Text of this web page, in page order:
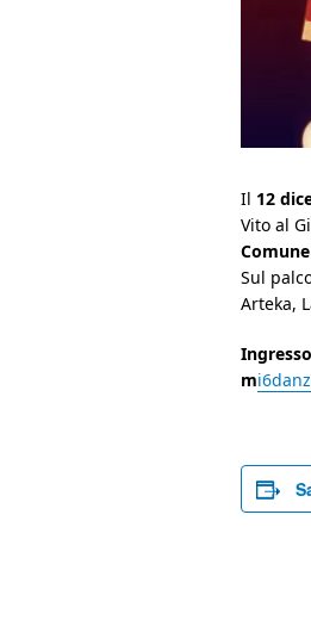
Il 12
Vito al
Sul
Arteka,
m